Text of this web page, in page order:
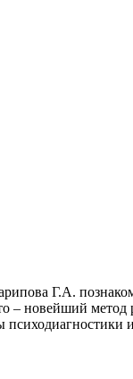
Г.А.
– новейший метод